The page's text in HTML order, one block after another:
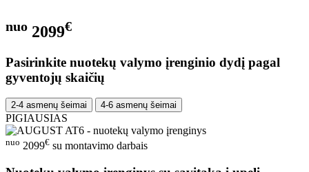
nuo 2099€
Pasirinkite nuotekų valymo įrenginio dydį pagal
gyventojų skaičių
2-4 asmenų šeimai 4-6 asmenų šeimai
PIGIAUSIAS
nuo 2099€ su montavimo darbais